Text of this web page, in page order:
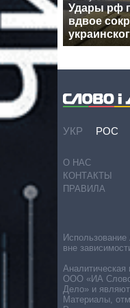
Удары рф
вдвое
УКР РОС
О НАС
КОНТАКТЫ
ПРАВИЛА
вне
ООО «ИА Слово
Дело» и
Материалы,